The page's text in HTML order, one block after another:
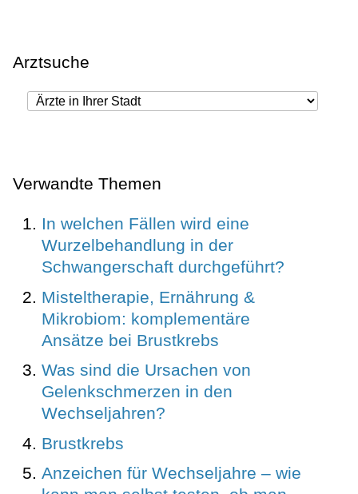
Arztsuche
Verwandte Themen
In welchen Fällen wird eine
Wurzelbehandlung in der
Schwangerschaft durchgeführt?
Misteltherapie, Ernährung &
Mikrobiom: komplementäre
Ansätze bei Brustkrebs
Was sind die Ursachen von
Gelenkschmerzen in den
Wechseljahren?
Brustkrebs
Anzeichen für Wechseljahre – wie